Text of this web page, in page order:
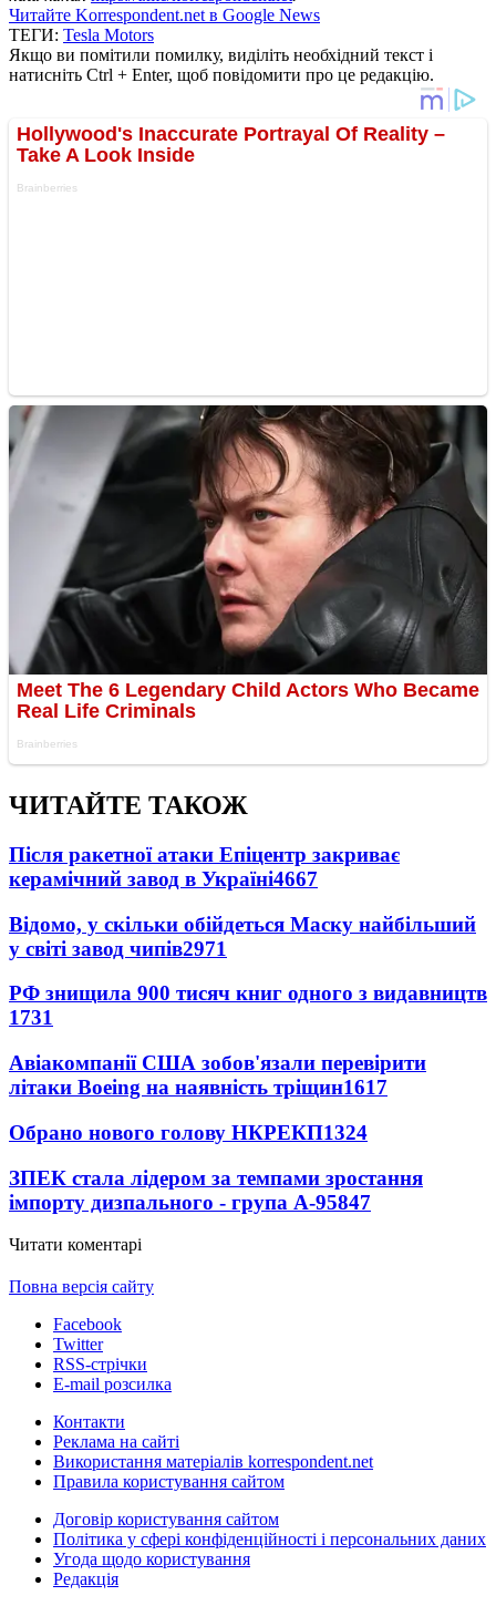
Читайте Korrespondent.net в Google News
ТЕГИ: Tesla Motors
Якщо ви помітили помилку, виділіть необхідний текст і
натисніть Ctrl + Enter, щоб повідомити про це редакцію.
ЧИТАЙТЕ ТАКОЖ
Після ракетної атаки Епіцентр закриває
керамічний завод в Україні4667
Відомо, у скільки обійдеться Маску найбільший
у світі завод чипів2971
РФ знищила 900 тисяч книг одного з видавництв
1731
Авіакомпанії США зобов'язали перевірити
літаки Boeing на наявність тріщин1617
Обрано нового голову НКРЕКП1324
ЗПЕК стала лідером за темпами зростання
імпорту дизпального - група А-95847
Читати коментарі
Повна версія сайту
Facebook
Twitter
RSS-стрічки
E-mail розсилка
Контакти
Реклама на сайті
Використання матеріалів korrespondent.net
Правила користування сайтом
Договір користування сайтом
Політика у сфері конфіденційності і персональних даних
Угода щодо користування
Редакція